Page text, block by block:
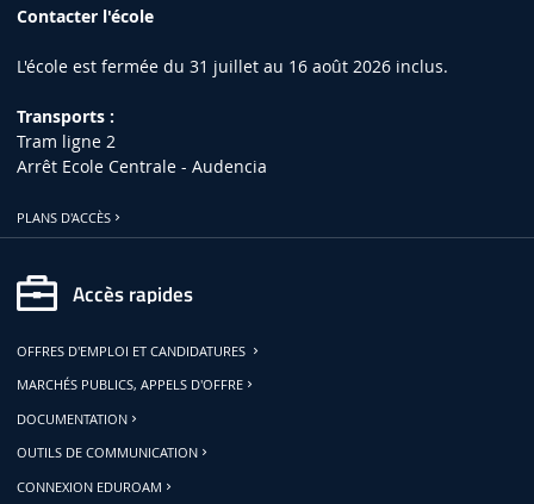
Contacter l'école
L'école est fermée du 31 juillet au 16 août 2026 inclus.
Transports :
Tram ligne 2
Arrêt Ecole Centrale - Audencia
PLANS D'ACCÈS
Accès rapides
OFFRES D'EMPLOI ET CANDIDATURES
MARCHÉS PUBLICS, APPELS D'OFFRE
DOCUMENTATION
OUTILS DE COMMUNICATION
CONNEXION EDUROAM